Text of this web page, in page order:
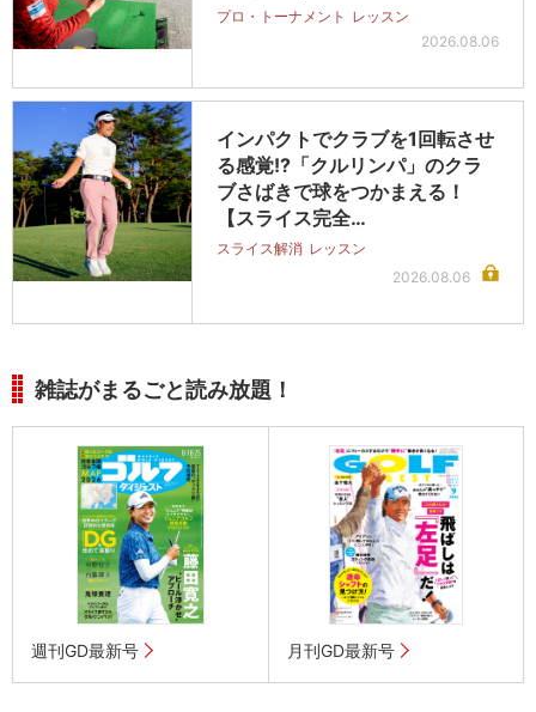
プロ・トーナメント レッスン
2026.08.06
インパクトでクラブを1回転させ
る感覚!?「クルリンパ」のクラ
ブさばきで球をつかまえる！
【スライス完全…
スライス解消 レッスン
2026.08.06
雑誌がまるごと読み放題！
週刊GD最新号 月刊GD最新号